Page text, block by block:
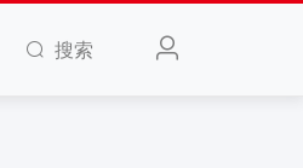
搜索